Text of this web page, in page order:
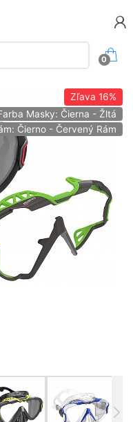
0
Zľava 16%
Masky: Čierna - Žltá
Čierno - Červený Rám